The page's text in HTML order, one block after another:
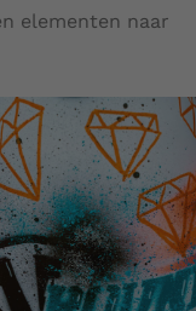
elementen naar